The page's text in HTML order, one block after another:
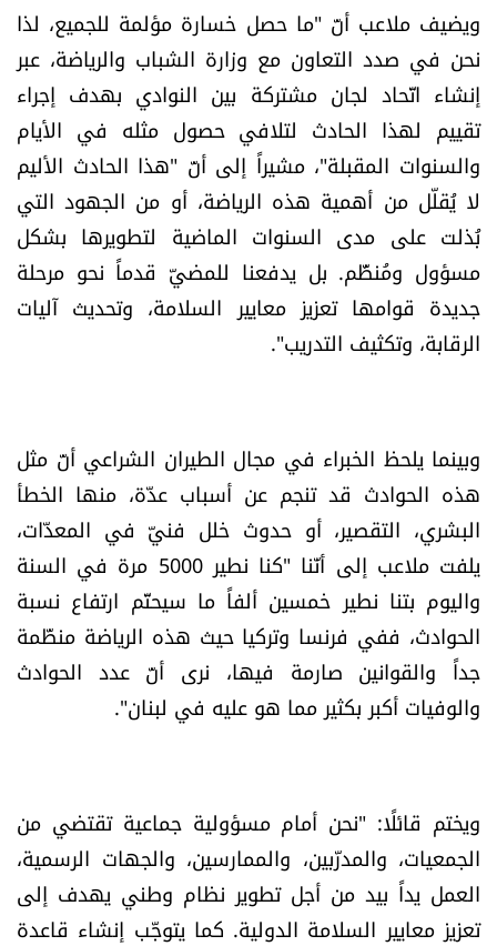
ويضيف ملاعب أنّ "ما حصل خسارة مؤلمة للجميع، لذا
نحن في صدد التعاون مع وزارة الشباب والرياضة، عبر
إنشاء اتّحاد لجان مشتركة بين النوادي بهدف إجراء
تقييم لهذا الحادث لتلافي حصول مثله في الأيام
والسنوات المقبلة"، مشيراً إلى أنّ "هذا الحادث الأليم
لا يُقلّل من أهمية هذه الرياضة، أو من الجهود التي
بُذلت على مدى السنوات الماضية لتطويرها بشكل
مسؤول ومُنظَّم. بل يدفعنا للمضيّ قدماً نحو مرحلة
جديدة قوامها تعزيز معايير السلامة، وتحديث آليات
الرقابة، وتكثيف التدريب".
وبينما يلحظ الخبراء في مجال الطيران الشراعي أنّ مثل
هذه الحوادث قد تنجم عن أسباب عدّة، منها الخطأ
البشري، التقصير، أو حدوث خلل فنيّ في المعدّات،
يلفت ملاعب إلى أنّنا "كنا نطير 5000 مرة في السنة
واليوم بتنا نطير خمسين ألفاً ما سيحتّم ارتفاع نسبة
الحوادث، ففي فرنسا وتركيا حيث هذه الرياضة منظّمة
جداً والقوانين صارمة فيها، نرى أنّ عدد الحوادث
والوفيات أكبر بكثير مما هو عليه في لبنان".
ويختم قائلًا: "نحن أمام مسؤولية جماعية تقتضي من
الجمعيات، والمدرّبين، والممارسين، والجهات الرسمية،
العمل يداً بيد من أجل تطوير نظام وطني يهدف إلى
تعزيز معايير السلامة الدولية. كما يتوجّب إنشاء قاعدة